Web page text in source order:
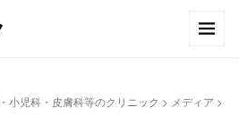
児科・皮膚科等のクリニック > メディア >